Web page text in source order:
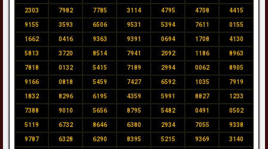
2303 7982 7785 3114 4795 4708 4415
9155 3593 6506 9531 5394 7611 0155
1662 0416 9363 9391 0694 1708 4130
5813 3720 8514 7941 2092 1186 8963
7818 0132 5415 7189 2994 0062 8905
9166 0818 5459 7427 6592 1035 7919
1832 8296 6195 4359 5991 8827 1233
7388 9010 5656 8795 5482 0491 0502
5119 6732 8646 6380 2934 7055 9338
9787 6328 6290 8395 5215 9369 3140